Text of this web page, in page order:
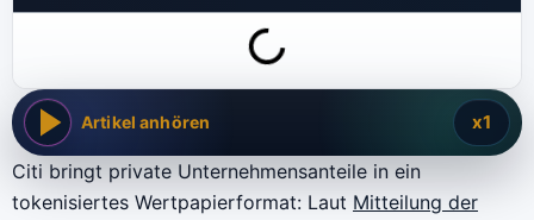
Artikel anhören x1
Citi bringt private Unternehmensanteile in ein
tokenisiertes Wertpapierformat: Laut Mitteilung der